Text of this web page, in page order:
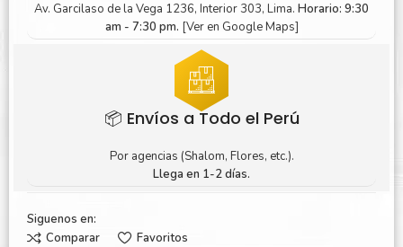
Av. Garcilaso de la Vega 1236, Interior 303, Lima. Horario: 9:30
am - 7:30 pm. [Ver en Google Maps]
📦 Envíos a Todo el Perú
Por agencias (Shalom, Flores, etc.).
Llega en 1-2 días.
Siguenos en:
Comparar
Favoritos